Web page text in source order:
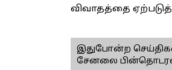
விவாதத்தை
இதுபோன்ற
சேனலை